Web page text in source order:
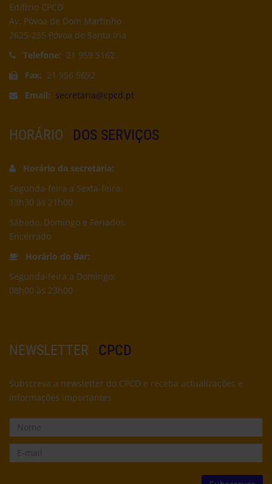
Edifício CPCD
Av. Póvoa de Dom Martinho
2625-235 Póvoa de Santa Iria
Telefone: 21 959 5162
Fax: 21 956 5692
Email: secretaria@cpcd.pt
HORÁRIO DOS SERVIÇOS
Horário da secretaria:
Segunda-feira a Sexta-feira:
13h30 às 21h00
Sábado, Domingo e Feriados:
Encerrado
Horário do Bar:
Segunda-feira a Domingo:
08h00 às 23h00
NEWSLETTER CPCD
Subscreva a newsletter do CPCD e receba actualizações e
informações importantes